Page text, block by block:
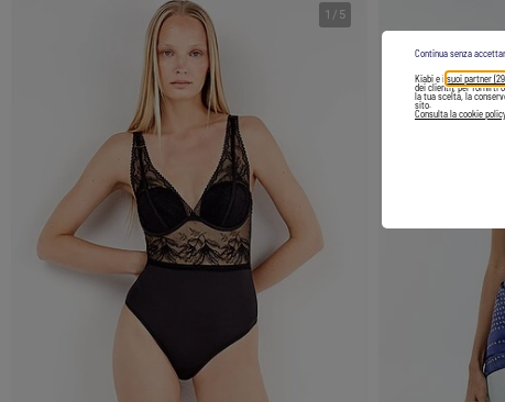
Kiabi e i suoi partner
dei clienti), per fornirti
la tua scelta, la
sito.
Consulta la cookie
Continua senza
1 / 5